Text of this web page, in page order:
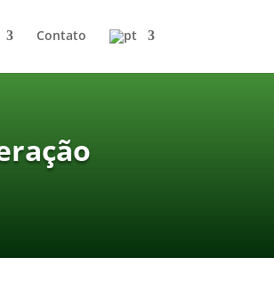
Contato